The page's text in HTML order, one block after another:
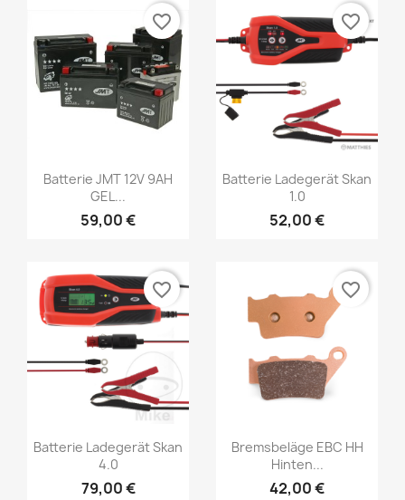
Batterie JMT 12V 9AH
GEL...
59,00 €
favorite_border
Batterie Ladegerät Skan
1.0
52,00 €
favorite_border
Batterie Ladegerät Skan
4.0
79,00 €
favorite_border
Bremsbeläge EBC HH
Hinten...
42,00 €
favorite_border